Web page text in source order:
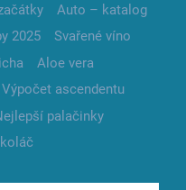
Auto – katalog
2025
Svařené víno
Aloe vera
Výpočet ascendentu
palačinky